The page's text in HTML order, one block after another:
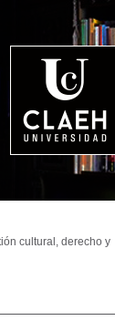
cultural, derecho y